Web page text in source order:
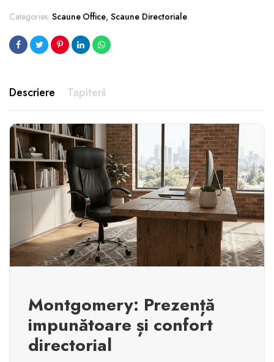
Categories: Scaune Office,Scaune Directoriale
Tapiterii
Descriere
Montgomery: Prezență
impunătoare și confort
directorial